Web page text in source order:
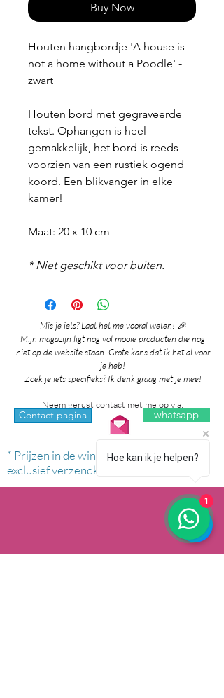
Buy Now
Houten hangbordje 'A house is
not a home without a Poodle' -
zwart
Houten bord met gegraveerde
tekst. Ophangen is heel
gemakkelijk, het bord is reeds
voorzien van een rustiek ogend
koord. Een blikvanger in elke
kamer!
Maat: 20 x 10 cm
* Niet geschikt voor buiten.
Mis je iets? Laat het me vooral weten! 🎉
Mijn magazijn ligt nog vol mooie producten die nog
niet op de website staan. Grote kans dat ik het al voor
je heb!
Zoek je iets specifieks? Ik denk graag met je mee!
Neem gerust contact met me op via:
Contact pagina whatsapp
* Prijzen in de winkel zijn inclusief btw en
exclusief verzendkosten.
Hoe kan ik je helpen?
1